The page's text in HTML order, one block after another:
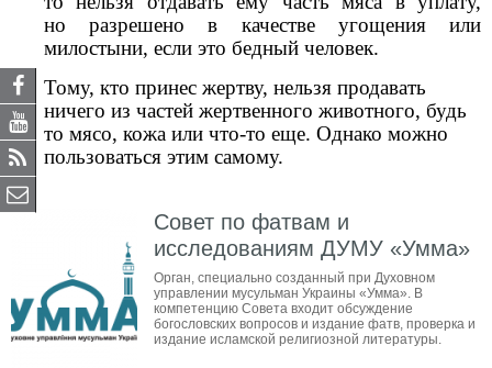
но разрешено в качестве угощения или
милостыни, если это бедный человек.
Тому, кто принес жертву, нельзя продавать
ничего из частей жертвенного животного, будь
то мясо, кожа или что-то еще. Однако можно
пользоваться этим самому.
Совет по фатвам и
исследованиям ДУМУ «Умма»
Орган, специально созданный при Духовном
управлении мусульман Украины «Умма». В
компетенцию Совета входит обсуждение
богословских вопросов и издание фатв, проверка и
издание исламской религиозной литературы.